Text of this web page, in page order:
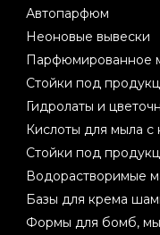
Автопарфюм
Неоновые вывески
Парфюмированное
Стойки под
Гидролаты и
Кислоты для мыла с
Стойки под
Водорастворимые
Базы для крема
Формы для бомб,